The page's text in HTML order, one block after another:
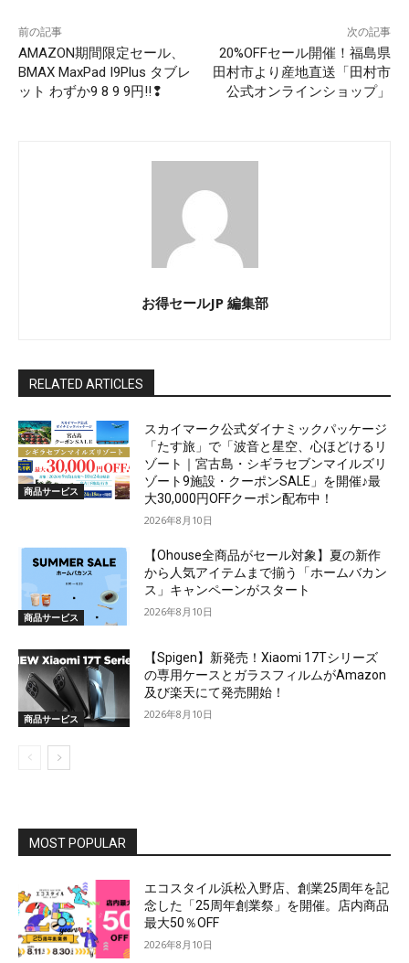
前の記事
AMAZON期間限定セール、
BMAX MaxPad I9Plus タブレ
ット わずか9 8 9 9円‼❢
次の記事
20%OFFセール開催！福島県
田村市より産地直送「田村市
公式オンラインショップ」
お得セールJP 編集部
RELATED ARTICLES
商品サービス
スカイマーク公式ダイナミックパッケージ
「たす旅」で「波音と星空、心ほどけるリ
ゾート｜宮古島・シギラセブンマイルズリ
ゾート9施設・クーポンSALE」を開催♪最
大30,000円OFFクーポン配布中！
2026年8月10日
商品サービス
【Ohouse全商品がセール対象】夏の新作
から人気アイテムまで揃う「ホームバカン
ス」キャンペーンがスタート
2026年8月10日
商品サービス
【Spigen】新発売！Xiaomi 17Tシリーズ
の専用ケースとガラスフィルムがAmazon
及び楽天にて発売開始！
2026年8月10日
MOST POPULAR
エコスタイル浜松入野店、創業25周年を記
念した「25周年創業祭」を開催。店内商品
最大50％OFF
2026年8月10日